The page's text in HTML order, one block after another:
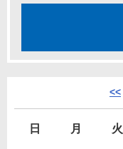
<<
日 月 火